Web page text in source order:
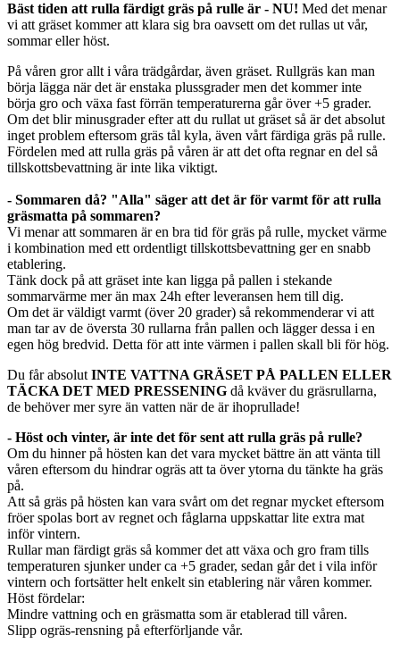
Bäst tiden att rulla färdigt gräs på rulle är - NU! Med det menar
vi att gräset kommer att klara sig bra oavsett om det rullas ut vår,
sommar eller höst.
På våren gror allt i våra trädgårdar, även gräset. Rullgräs kan man
börja lägga när det är enstaka plussgrader men det kommer inte
börja gro och växa fast förrän temperaturerna går över +5 grader.
Om det blir minusgrader efter att du rullat ut gräset så är det absolut
inget problem eftersom gräs tål kyla, även vårt färdiga gräs på rulle.
Fördelen med att rulla gräs på våren är att det ofta regnar en del så
tillskottsbevattning är inte lika viktigt.
- Sommaren då? "Alla" säger att det är för varmt för att rulla
gräsmatta på sommaren?
Vi menar att sommaren är en bra tid för gräs på rulle, mycket värme
i kombination med ett ordentligt tillskottsbevattning ger en snabb
etablering.
Tänk dock på att gräset inte kan ligga på pallen i stekande
sommarvärme mer än max 24h efter leveransen hem till dig.
Om det är väldigt varmt (över 20 grader) så rekommenderar vi att
man tar av de översta 30 rullarna från pallen och lägger dessa i en
egen hög bredvid. Detta för att inte värmen i pallen skall bli för hög.
Du får absolut INTE VATTNA GRÄSET PÅ PALLEN ELLER
TÄCKA DET MED PRESSENING då kväver du gräsrullarna,
de behöver mer syre än vatten när de är ihoprullade!
- Höst och vinter, är inte det för sent att rulla gräs på rulle?
Om du hinner på hösten kan det vara mycket bättre än att vänta till
våren eftersom du hindrar ogräs att ta över ytorna du tänkte ha gräs
på.
Att så gräs på hösten kan vara svårt om det regnar mycket eftersom
fröer spolas bort av regnet och fåglarna uppskattar lite extra mat
inför vintern.
Rullar man färdigt gräs så kommer det att växa och gro fram tills
temperaturen sjunker under ca +5 grader, sedan går det i vila inför
vintern och fortsätter helt enkelt sin etablering när våren kommer.
Höst fördelar:
Mindre vattning och en gräsmatta som är etablerad till våren.
Slipp ogräs-rensning på efterförljande vår.